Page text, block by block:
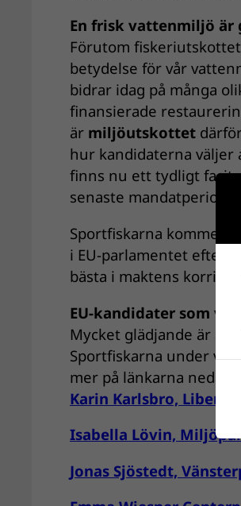
En frisk vattenmiljö är
Förutom
betydelse för vår
bidrar idag på många
finansierade
är miljöutskottet
hur kandidaterna väljer
finns nu ett tydligt facit
senaste
Sportfiskarna kommer
i EU-parlamentet efter
bästa i maktens
EU-kandidater som
Mycket glädjande är att
Sportfiskarna under
mer på länkarna nedan:
Karin Karlsbro,
Isabella Lövin,
Jonas Sjöstedt,